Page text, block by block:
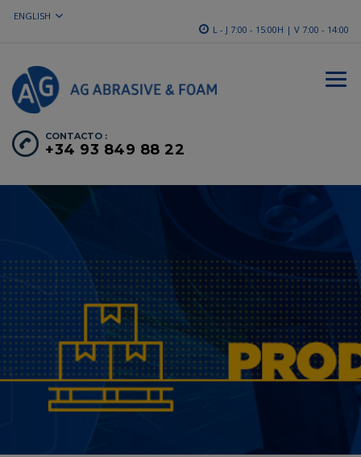
ENGLISH
L - J 7:00 - 15:00H | V 7:00 - 14:00
CONTACTO :
+34 93 849 88 22